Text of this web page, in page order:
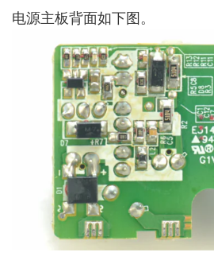
电源主板背面如下图。